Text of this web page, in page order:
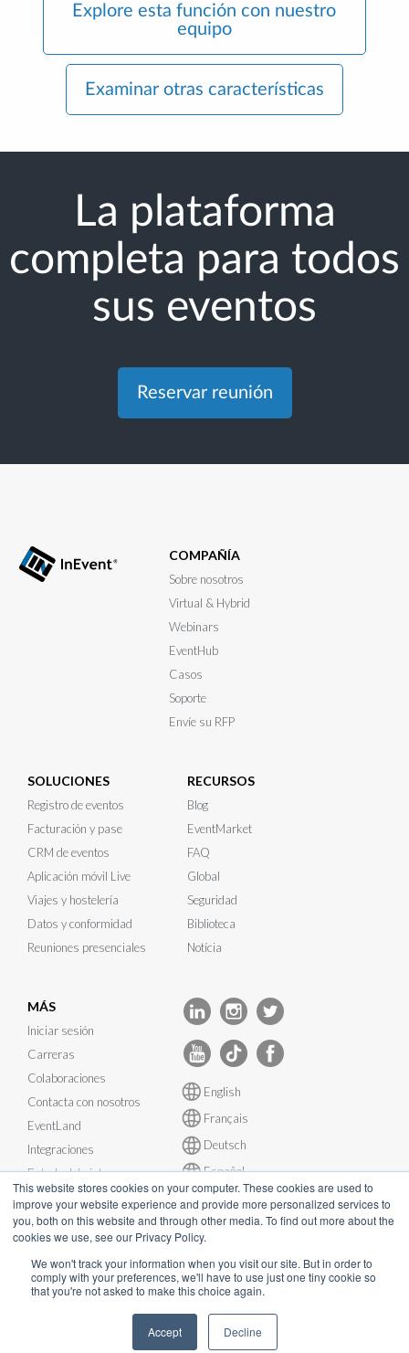
This website stores cookies on your computer. These cookies are used to
improve your website experience and provide more personalized services to
you, both on this website and through other media. To find out more about the
cookies we use, see our Privacy Policy.
We won't track your information when you visit our site. But in order to
comply with your preferences, we'll have to use just one tiny cookie so
that you're not asked to make this choice again.
Accept Decline
Explore esta función con nuestro
equipo
Examinar otras características
La plataforma
completa para todos
sus eventos
Reservar reunión
COMPAÑÍA
Sobre nosotros
Virtual & Hybrid
Webinars
EventHub
Casos
Soporte
Envíe su RFP
SOLUCIONES
Registro de eventos
Facturación y pase
CRM de eventos
Aplicación móvil Live
Viajes y hostelería
Datos y conformidad
Reuniones presenciales
RECURSOS
Blog
EventMarket
FAQ
Global
Seguridad
Biblioteca
Notícia
MÁS
Iniciar sesión
Carreras
Colaboraciones
Contacta con nosotros
EventLand
Integraciones
Estado del sistema
English
Français
Deutsch
Español
© InEvent, Inc. 2026
• Política de privacidad •
Plan de Continuidad del Negocio sales@inevent.com